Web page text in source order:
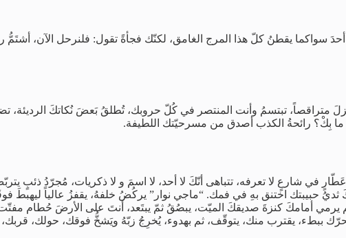
سواكما يقطنُ كلّ هذا المرج الغامق، لكنّك فجأةً تقول: فلنرحل الآن، أشتَمُّ
متراقصاً، تبتسمُ وأنت المنتصر في كُلّ حروبك، تُطلقُ بَعضَ نُكاتكَ
بِكْ؟ رائحةُ الكذب أصدق من مسرحيّتك اللطيفة.
شارعٍ لا تعرفه، تتباهى أنّكَ لا أحد، لا اسمَ و لا ذكريات، مُجرّدُ ذئبٍ
ثديُ حبيبتك اختنق بهِ في فمك. “ماجي نوار” يركُضُ خلفهُ، يقفزُ عالياً ليهبطَ
يرمي أمامكَ كنزةَ صديقكَ الميّت، يبصُقُ ثمّ يبتَعد، أنتَ على الأرضَ حُطام
ببطء، يقترب منك، يتوقّف، ثم بهدوء، يُخرِجُ زبّهُ ويَشخُّ فوقك، حولك،